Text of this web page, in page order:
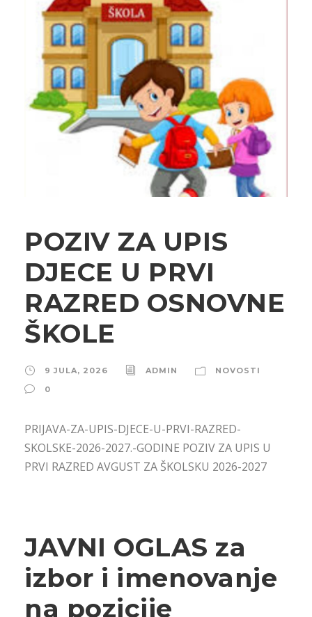
POZIV ZA UPIS
DJECE U PRVI
RAZRED OSNOVNE
ŠKOLE
9 JULA, 2026 ADMIN
NOVOSTI
0
PRIJAVA-ZA-UPIS-DJECE-U-PRVI-RAZRED-
SKOLSKE-2026-2027.-GODINE POZIV ZA UPIS U
PRVI RAZRED AVGUST ZA ŠKOLSKU 2026-2027
JAVNI OGLAS za
izbor i imenovanje
na pozicije